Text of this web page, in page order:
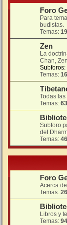
Foro
Para
budistas.
Temas:
Zen
La
Chan,
Subforos:
Temas:
Todas
Temas: 63
Subforo
del
Temas: 46
Foro
Acerca
Temas:
Libros y
Temas: 94